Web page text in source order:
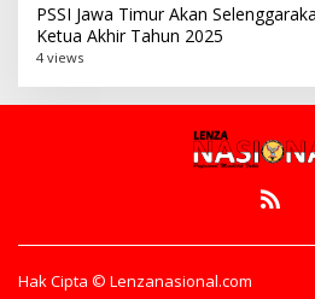
PSSI Jawa Timur Akan
Ketua Akhir Tahun 2025
4 views
Hak Cipta © Lenzanasional.com